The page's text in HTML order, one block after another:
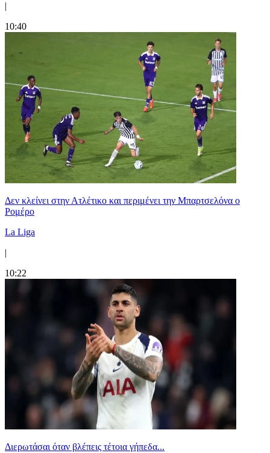
|
10:40
Δεν κλείνει στην Ατλέτικο και περιμένει την Μπαρτσελόνα ο
Ρομέρο
La Liga
|
10:22
Διερωτάσαι όταν βλέπεις τέτοια γήπεδα...